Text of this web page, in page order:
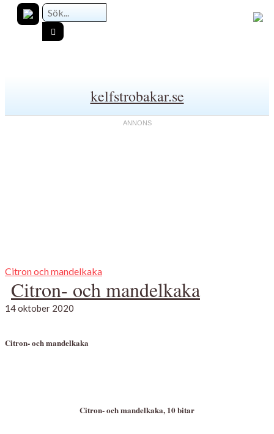
kelfstrobakar.se
Citron och mandelkaka
Citron- och mandelkaka
14 oktober 2020
Citron- och mandelkaka
Citron- och mandelkaka, 10 bitar